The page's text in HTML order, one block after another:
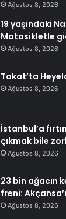
Ağustos 8, 2026
19 yaşındaki
Motosikletle
Ağustos 8, 2026
Tokat’ta
Ağustos 8, 2026
İstanbul’a
çıkmak bile
Ağustos 8, 2026
23 bin ağacın
freni:
Ağustos 8, 2026